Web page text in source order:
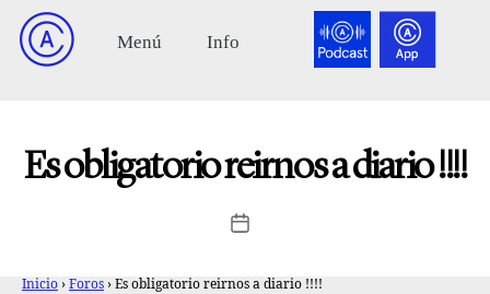
Es obligatorio reirnos a diario !!!!
Inicio › Foros › Es obligatorio reirnos a diario !!!!